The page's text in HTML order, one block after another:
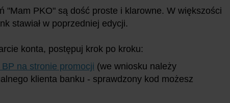
"Mam PKO" są dość proste i klarowne. W większości
stawiał w poprzedniej edycji.
konta, postępuj krok po kroku:
na stronie promocji (we wniosku należy
klienta banku - sprawdzony kod możesz